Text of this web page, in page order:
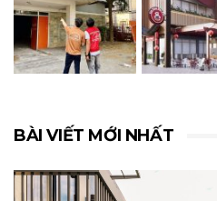
BÀI VIẾT MỚI NHẤT